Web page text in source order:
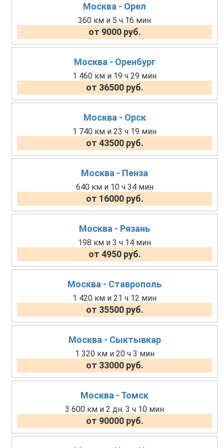
Москва - Орел
360 км и 5 ч 16 мин
от 9000 руб.
Москва - Оренбург
1 460 км и 19 ч 29 мин
от 36500 руб.
Москва - Орск
1 740 км и 23 ч 19 мин
от 43500 руб.
Москва - Пенза
640 км и 10 ч 34 мин
от 16000 руб.
Москва - Рязань
198 км и 3 ч 14 мин
от 4950 руб.
Москва - Ставрополь
1 420 км и 21 ч 12 мин
от 35500 руб.
Москва - Сыктывкар
1 320 км и 20 ч 3 мин
от 33000 руб.
Москва - Томск
3 600 км и 2 дн. 3 ч 10 мин
от 90000 руб.